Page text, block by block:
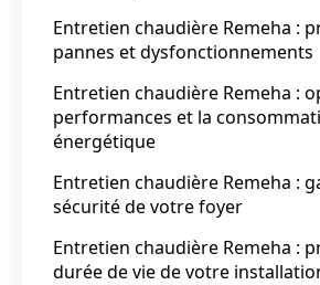
Entretien chaudière Remeha :
pannes et dysfonctionnements
Entretien chaudière Remeha :
performances et la
énergétique
Entretien chaudière Remeha :
sécurité de votre foyer
Entretien chaudière Remeha :
durée de vie de votre